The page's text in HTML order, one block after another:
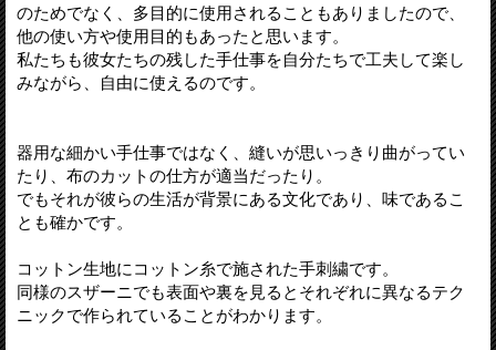
のためでなく、多目的に使用されることもありましたので、
他の使い方や使用目的もあったと思います。
私たちも彼女たちの残した手仕事を自分たちで工夫して楽し
みながら、自由に使えるのです。
器用な細かい手仕事ではなく、縫いが思いっきり曲がってい
たり、布のカットの仕方が適当だったり。
でもそれが彼らの生活が背景にある文化であり、味であるこ
とも確かです。
コットン生地にコットン糸で施された手刺繍です。
同様のスザーニでも表面や裏を見るとそれぞれに異なるテク
ニックで作られていることがわかります。